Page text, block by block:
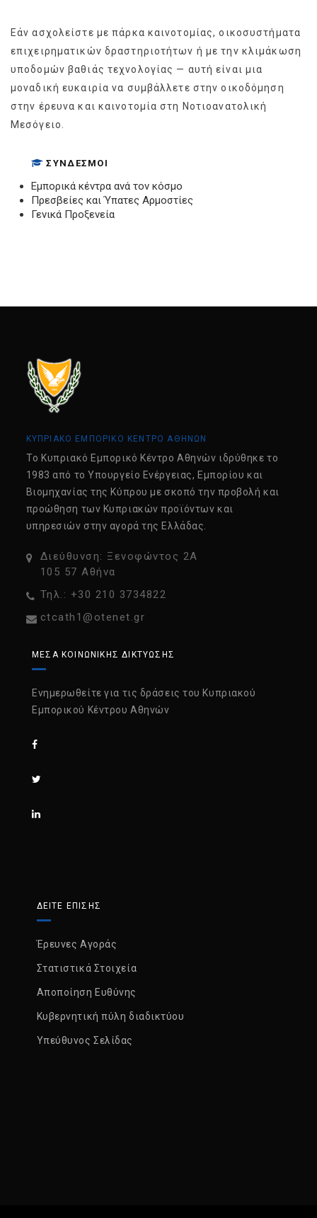
Εάν ασχολείστε με πάρκα καινοτομίας, οικοσυστήματα
επιχειρηματικών δραστηριοτήτων ή με την κλιμάκωση
υποδομών βαθιάς τεχνολογίας — αυτή είναι μια
μοναδική ευκαιρία να συμβάλλετε στην οικοδόμηση
στην έρευνα και καινοτομία στη Νοτιοανατολική
Μεσόγειο.
ΣΎΝΔΕΣΜΟΙ
Εμπορικά κέντρα ανά τον κόσμο
Πρεσβείες και Ύπατες Αρμοστίες
Γενικά Προξενεία
ΚΥΠΡΙΑΚΟ ΕΜΠΟΡΙΚΟ ΚΕΝΤΡΟ ΑΘΗΝΩΝ
Tο Κυπριακό Εμπορικό Κέντρο Αθηνών ιδρύθηκε το
1983 από το Υπουργείο Ενέργειας, Εμπορίου και
Βιομηχανίας της Κύπρου με σκοπό την προβολή και
προώθηση των Κυπριακών προϊόντων και
υπηρεσιών στην αγορά της Ελλάδας.
Διεύθυνση: Ξενοφώντος 2Α
105 57 Αθήνα
Τηλ.: +30 210 3734822
ctcath1@otenet.gr
ΜΈΣΑ ΚΟΙΝΩΝΙΚΉΣ ΔΙΚΤΎΩΣΗΣ
Ενημερωθείτε για τις δράσεις του Κυπριακού
Εμπορικού Κέντρου Αθηνών
ΔΕΙΤΕ ΕΠΙΣΗΣ
Έρευνες Αγοράς
Στατιστικά Στοιχεία
Αποποίηση Ευθύνης
Κυβερνητική πύλη διαδικτύου
Υπεύθυνος Σελίδας